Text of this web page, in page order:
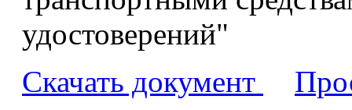
удостоверений"
Скачать документ